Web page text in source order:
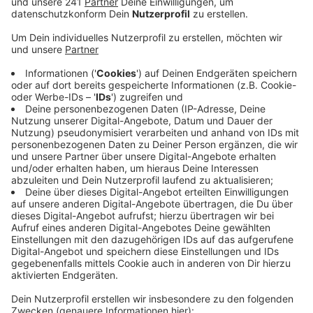
Veröffentlicht:Mittwoch, 22.09.2021 07:34
Anzeige
Aber auch Möbel und andere Einrichtungsgegenstände
müssen neu angeschafft werden. Um das zu
unterstützen hat die EVL jetzt jeweils 2.500 € Euro für
die städtischen Kitas an der Rat-Deycks-Straße und
an der Adalbert-Stifter-Straße gespendet. Der
Monheimer Energieversorger hat die Beträge nochmal
um je 500 Euro erhöht. „Wir haben unseren
Heimathafen verloren und sind auch noch zwei Monate
nach der Flut froh über den Zusammenhalt und die
Unterstützung aus der Stadt“, so die Leiterin der
Kindertagesstätte Rat-Dycks-Straße. Noch bis zum
Gebäude ausweichen.